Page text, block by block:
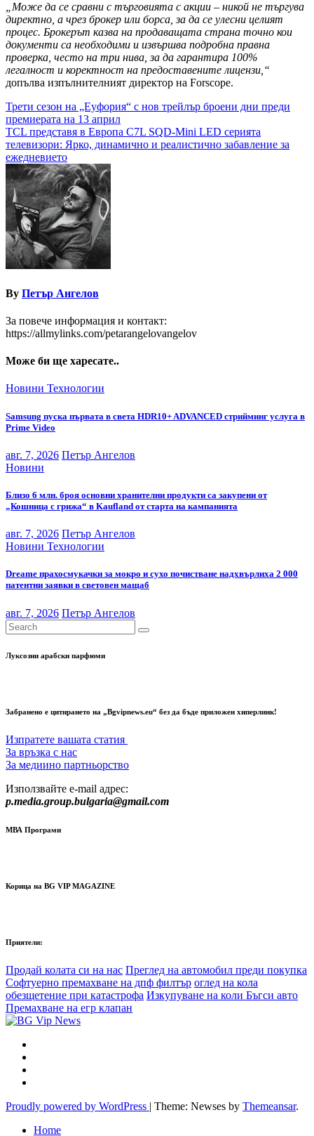
„Може да се сравни с търговията с акции – никой не търгува
директно, а чрез брокер или борса, за да се улесни целият
процес. Брокерът казва на продаващата страна точно кои
документи са необходими и извършва подробна правна
проверка, често на три нива, за да гарантира 100%
легалност и коректност на предоставените лицензи,“
допълва изпълнителният директор на Forscope.
Навигация
Трети сезон на „Еуфория“ с нов трейлър броени дни преди
премиерата на 13 април
TCL представя в Европа C7L SQD-Mini LED серията
телевизори: Ярко, динамично и реалистично забавление за
ежедневието
By Петър Ангелов
За повече информация и контакт:
https://allmylinks.com/petarangelovangelov
Може би ще харесате..
Новини Технологии
Samsung пуска първата в света HDR10+ ADVANCED стрийминг услуга в
Prime Video
авг. 7, 2026 Петър Ангелов
Новини
Близо 6 млн. броя основни хранителни продукти са закупени от
„Кошница с грижа“ в Kaufland от старта на кампанията
авг. 7, 2026 Петър Ангелов
Новини Технологии
Dreame прахосмукачки за мокро и сухо почистване надхвърлиха 2 000
патентни заявки в световен мащаб
авг. 7, 2026 Петър Ангелов
Луксозни арабски парфюми
Забранено е цитирането на „Bgvipnews.eu“ без да бъде приложен хиперлинк!
Изпратете вашата статия
За връзка с нас
За медиино партньорство
Използвайте e-mail адрес:
p.media.group.bulgaria@gmail.com
МВА Програми
Корица на BG VIP MAGAZINE
Приятели:
Продай колата си на нас Преглед на автомобил преди покупка
Софтуерно премахване на дпф филтър оглед на кола
обезщетение при катастрофа Изкупуване на коли Бъгси авто
Премахване на егр клапан
Proudly powered by WordPress | Theme: Newses by Themeansar.
Home